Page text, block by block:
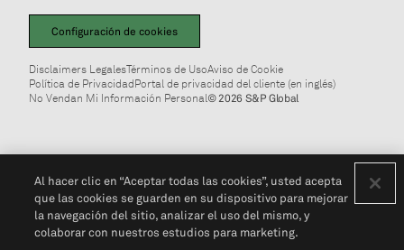
Configuración de cookies
Disclaimers LegalesTérminos de UsoAviso de Cookie
Política de PrivacidadPortal de privacidad del cliente (en inglés)
No Vendan Mi Información Personal© 2026 S&P Global
Al hacer clic en “Aceptar todas las cookies”, usted acepta
que las cookies se guarden en su dispositivo para mejorar
la navegación del sitio, analizar el uso del mismo, y
colaborar con nuestros estudios para marketing.